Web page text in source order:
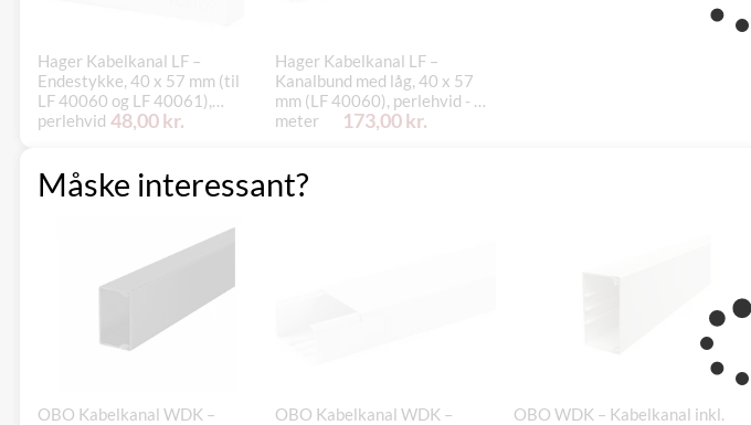
Hager Kabelkanal LF –
Endestykke, 40 x 57 mm (til
LF 40060 og LF 40061),
perlehvid 48,00 kr.
Hager Kabelkanal LF –
Kanalbund med låg, 40 x 57
mm (LF 40060), perlehvid - 2
meter
173,00 kr.
Måske interessant?
OBO Kabelkanal WDK –
OBO Kabelkanal WDK –
OBO WDK – Kabelkanal inkl.